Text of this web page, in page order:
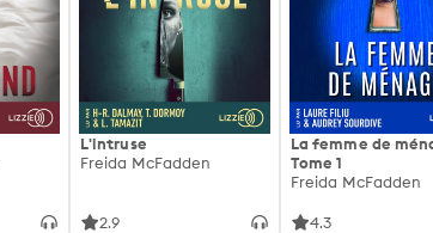
L'intruse
Freida McFadden
2.9
La femme de
Tome 1
Freida McFadden
4.3